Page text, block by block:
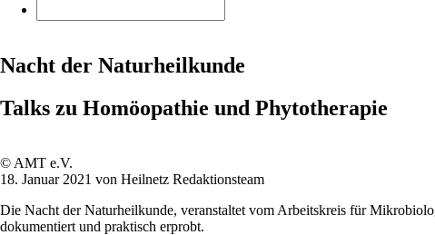
Nacht der Naturheilkunde
Talks zu Homöopathie und Phytotherapie
© AMT e.V.
18. Januar 2021 von Heilnetz Redaktionsteam
Die Nacht der Naturheilkunde, veranstaltet vom Arbeitskreis für
dokumentiert und praktisch erprobt.